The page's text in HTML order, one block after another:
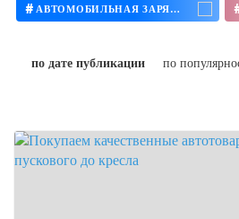
# АВТОМОБИЛЬНАЯ ЗАРЯДКА
по дате публикации по